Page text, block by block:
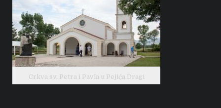
Crkva sv. Petra i Pavla u Pejića Dragi